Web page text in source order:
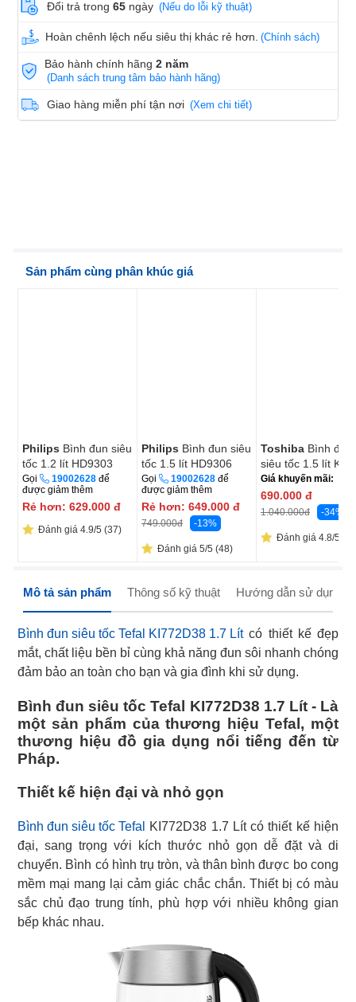
Đổi trả trong 65 ngày (Nếu do lỗi kỹ thuật)
Hoàn chênh lệch nếu siêu thị khác rẻ hơn. (Chính sách)
Bảo hành chính hãng2 năm
(Danh sách trung tâm bảo hành hãng)
Giao hàng miễn phí tận nơi (Xem chi tiết)
Sản phẩm cùng phân khúc giá
Philips Bình đun siêu
tốc 1.2 lít HD9303
Gọi 19002628 để
được giảm thêm
Rẻ hơn: 629.000 đ
Đánh giá 4.9/5 (37)
Philips Bình đun siêu
tốc 1.5 lít HD9306
Gọi 19002628 để
được giảm thêm
Rẻ hơn: 649.000 đ
749.000đ -13%
Đánh giá 5/5 (48)
Toshiba Bình đun
siêu tốc 1.5 lít KT-
15DS1NV
Giá khuyến mãi:
690.000 đ
1.040.000đ -34%
Đánh giá 4.8/5
Mô tả sản phẩm Thông số kỹ thuật Hướng dẫn sử dụng
Bình đun siêu tốc Tefal KI772D38 1.7 Lítcó thiết kế đẹp
mắt, chất liệu bền bỉ cùng khả năng đun sôi nhanh chóng
đảm bảo an toàn cho bạn và gia đình khi sử dụng.
Bình đun siêu tốc Tefal KI772D38 1.7 Lít - Là
một sản phẩm của thương hiệu Tefal, một
thương hiệu đồ gia dụng nổi tiếng đến từ
Pháp.
Thiết kế hiện đại và nhỏ gọn
Bình đun siêu tốc Tefal
KI772D38 1.7 Lít có thiết kế hiện
đại, sang trọng với kích thước nhỏ gọn dễ đặt và di
chuyển. Bình có hình trụ tròn, và thân bình được bo cong
mềm mại mang lại cảm giác chắc chắn. Thiết bị có màu
sắc chủ đạo trung tính, phù hợp với nhiều không gian
bếp khác nhau.